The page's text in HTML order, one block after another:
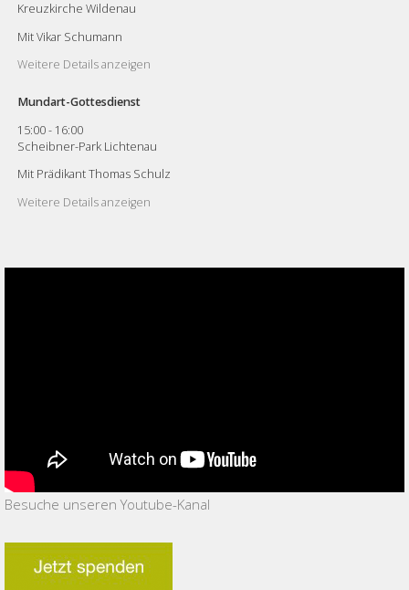
Kreuzkirche Wildenau
Mit Vikar Schumann
Weitere Details anzeigen
Mundart-Gottesdienst
15:00- 16:00
Scheibner-Park Lichtenau
Mit Prädikant Thomas Schulz
Weitere Details anzeigen
Besuche unseren Youtube-Kanal